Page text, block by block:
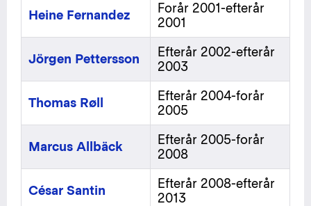
Heine Fernandez
Forår 2001-efterår
2001
Jörgen Pettersson
Efterår 2002-efterår
2003
Thomas Røll
Efterår 2004-forår
2005
Marcus Allbäck
Efterår 2005-forår
2008
César Santin
Efterår 2008-efterår
2013